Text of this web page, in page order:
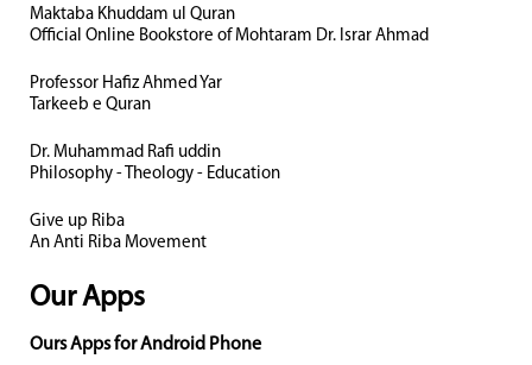
Maktaba Khuddam ul Quran
Official Online Bookstore of Mohtaram Dr. Israr Ahmad
Professor Hafiz Ahmed Yar
Tarkeeb e Quran
Dr. Muhammad Rafi uddin
Philosophy - Theology - Education
Give up Riba
An Anti Riba Movement
Our Apps
Ours Apps for Android Phone